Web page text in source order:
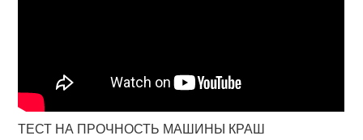
ТЕСТ НА ПРОЧНОСТЬ МАШИНЫ КРАШ